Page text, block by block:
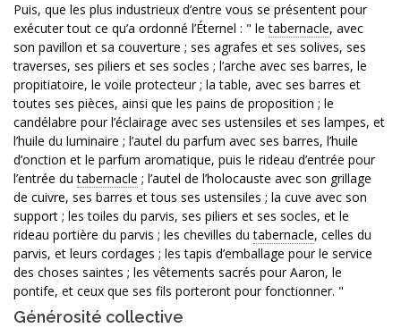
Puis, que les plus industrieux d’entre vous se présentent pour
exécuter tout ce qu’a ordonné l’Éternel : " letabernacle, avec
son pavillon et sa couverture ; ses agrafes et ses solives, ses
traverses, ses piliers et ses socles ; l’arche avec ses barres, le
propitiatoire, le voile protecteur ; la table, avec ses barres et
toutes ses pièces, ainsi que les pains de proposition ; le
candélabre pour l’éclairage avec ses ustensiles et ses lampes, et
l’huile du luminaire ; l’autel du parfum avec ses barres, l’huile
d’onction et le parfum aromatique, puis le rideau d’entrée pour
l’entrée dutabernacle ; l’autel de l’holocauste avec son grillage
de cuivre, ses barres et tous ses ustensiles ; la cuve avec son
support ; les toiles du parvis, ses piliers et ses socles, et le
rideau portière du parvis ; les chevilles dutabernacle, celles du
parvis, et leurs cordages ; les tapis d’emballage pour le service
des choses saintes ; les vêtements sacrés pour Aaron, le
pontife, et ceux que ses fils porteront pour fonctionner. "
Générosité collective